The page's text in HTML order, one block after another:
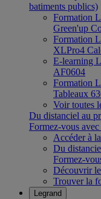
batiments publics)
Formation
Green'up
Formation
XLPro4
E-learning
AF0604
Formation
Tableaux
Voir toutes
Du distanciel au
Formez-vous
Accéder à
Du
Formez-
Découvrir
Trouver la
Legrand